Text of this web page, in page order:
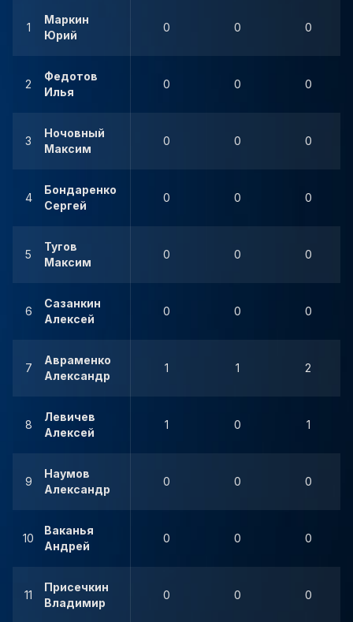
1
Маркин
Юрий
0 0 0
2
Федотов
Илья
0 0 0
3
Ночовный
Максим
0 0 0
4
Бондаренко
Сергей
0 0 0
5
Тугов
Максим
0 0 0
6
Сазанкин
Алексей
0 0 0
7
Авраменко
Александр
1 1 2
8
Левичев
Алексей
1 0 1
9
Наумов
Александр
0 0 0
10
Ваканья
Андрей
0 0 0
11
Присечкин
Владимир
0 0 0